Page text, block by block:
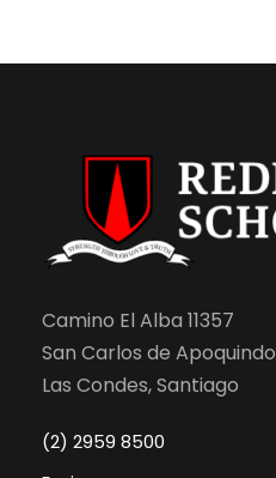
Camino El Alba 11357
San Carlos de Apoquindo
Las Condes, Santiago
(2) 2959 8500